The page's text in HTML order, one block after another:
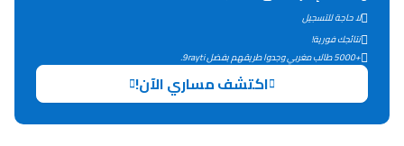
التوجيه بالثانوي و الإعدادي
لا حاجة للتسجيل
نتائجك فورية!
+5000 طالب مغربي وجدوا طريقهم بفضل 9rayti.
اكتشف مساري الآن!